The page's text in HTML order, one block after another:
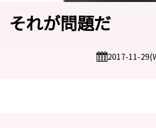
それが問題だ
2017-11-